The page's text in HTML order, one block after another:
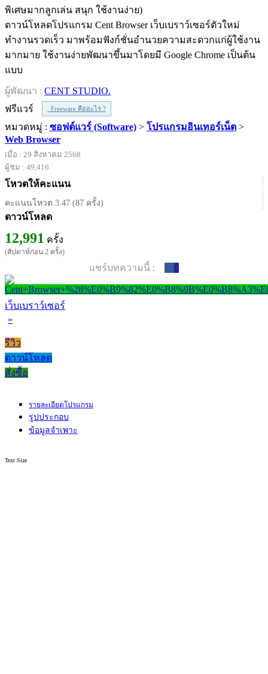
ดาวน์โหลดโปรแกรม Cent Browser เว็บเบราว์เซอร์ตัวใหม่
ทำงานรวดเร็ว มาพร้อมฟังก์ชั่นอำนวยความสะดวกแก่ผู้ใช้งาน
มากมาย ใช้งานง่ายพัฒนาขึ้นมาโดยมี Google Chrome เป็นต้น
แบบ
ผู้พัฒนา : CENT STUDIO.
ฟรีแวร์
Freeware คืออะไร ?
หมวดหมู่ : ซอฟต์แวร์ (Software) > โปรแกรมอินเทอร์เน็ต >
Web Browser
เมื่อ : 29 สิงหาคม 2568
ผู้ชม : 49,416
โหวตให้คะแนน
คะแนนโหวต 3.47 (87 ครั้ง)
ดาวน์โหลด
12,991 ครั้ง
(สัปดาห์ก่อน 2 ครั้ง)
แชร์บทความนี้ : 0
เว็บเบราว์เซอร์
»
รีวิว
ดาวน์โหลด
สั่งซื้อ
รายละเอียดโปรแกรม
รูปประกอบ
ข้อมูลจำเพาะ
Text Size